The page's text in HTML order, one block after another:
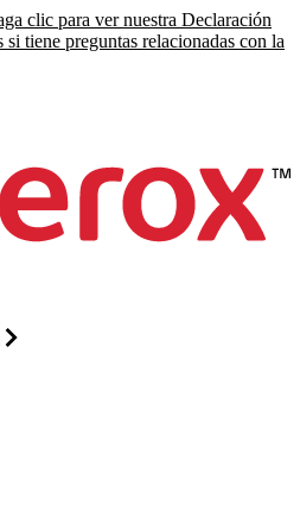
clic para ver nuestra Declaración
tiene preguntas relacionadas con la